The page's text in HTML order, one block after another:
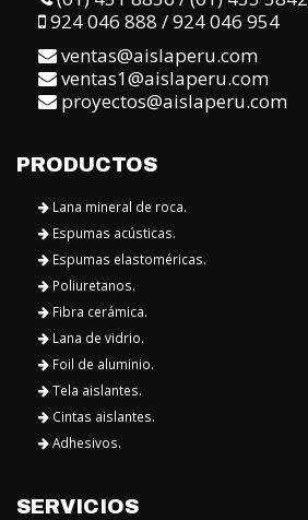
924 046 888 / 924 046 954
ventas@aislaperu.com
ventas1@aislaperu.com
proyectos@aislaperu.com
PRODUCTOS
Lana mineral de roca.
Espumas acústicas.
Espumas elastoméricas.
Poliuretanos.
Fibra cerámica.
Lana de vidrio.
Foil de aluminio.
Tela aislantes.
Cintas aislantes.
Adhesivos.
SERVICIOS